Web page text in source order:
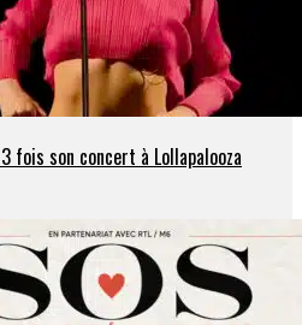
fois son concert à Lollapalooza